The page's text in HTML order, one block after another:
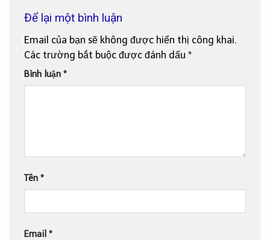
Để lại một bình luận
Email của bạn sẽ không được hiển thị công khai.
Các trường bắt buộc được đánh dấu *
Bình luận *
Tên *
Email *